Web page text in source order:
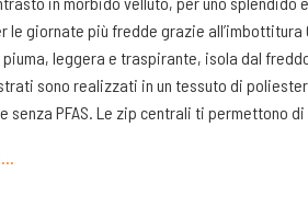
le giornate più fredde grazie
leggera e traspirante, isola dal
sono realizzati in un tessuto di
senza PFAS. Le zip centrali ti permettono